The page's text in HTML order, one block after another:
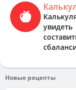
Новые рецепты